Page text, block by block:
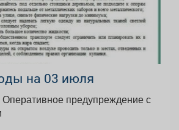
на 03 июля
предупреждение с